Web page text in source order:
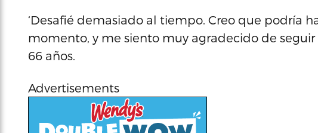
‘Desafié demasiado al tiempo. Creo que podría
momento, y me siento muy agradecido de seguir
66 años.
Advertisements